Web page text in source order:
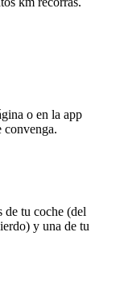
o en la app
convenga.
de tu coche (del
y una de tu